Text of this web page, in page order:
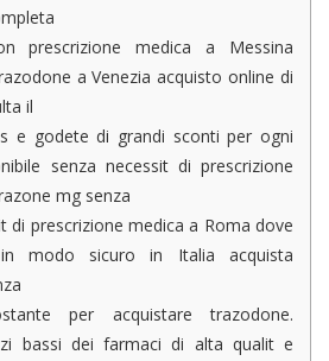
prescrizione medica a Messina
a Venezia acquisto online di
il
e godete di grandi sconti per ogni
senza necessit di prescrizione
mg senza
di prescrizione medica a Roma dove
modo sicuro in Italia acquista
per acquistare trazodone.
bassi dei farmaci di alta qualit e